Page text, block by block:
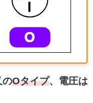
のOタイプ、電圧は